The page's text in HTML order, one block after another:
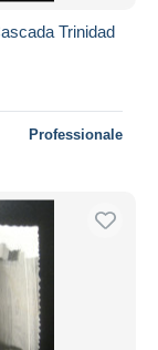
Trinidad
Professionale